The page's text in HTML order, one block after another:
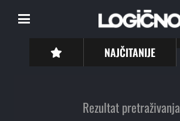
NAJČITANIJE
Rezultat pretraživanja